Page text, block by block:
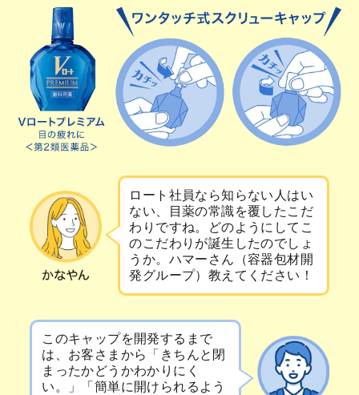
ロート社員なら知らない人はい
ない、目薬の常識を覆したこだ
わりですね。どのようにしてこ
のこだわりが誕生したのでしょ
うか。ハマーさん（容器包材開
発グループ）教えてください！
このキャップを開発するまで
は、お客さまから「きちんと閉
まったかどうかわかりにく
い。」「簡単に開けられるよう